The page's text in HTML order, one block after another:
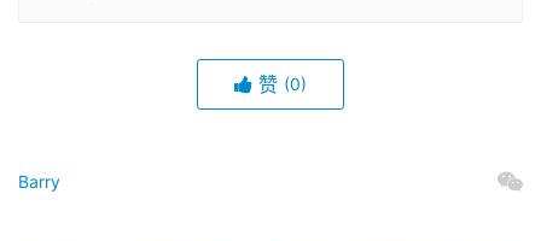
赞 (0)
Barry